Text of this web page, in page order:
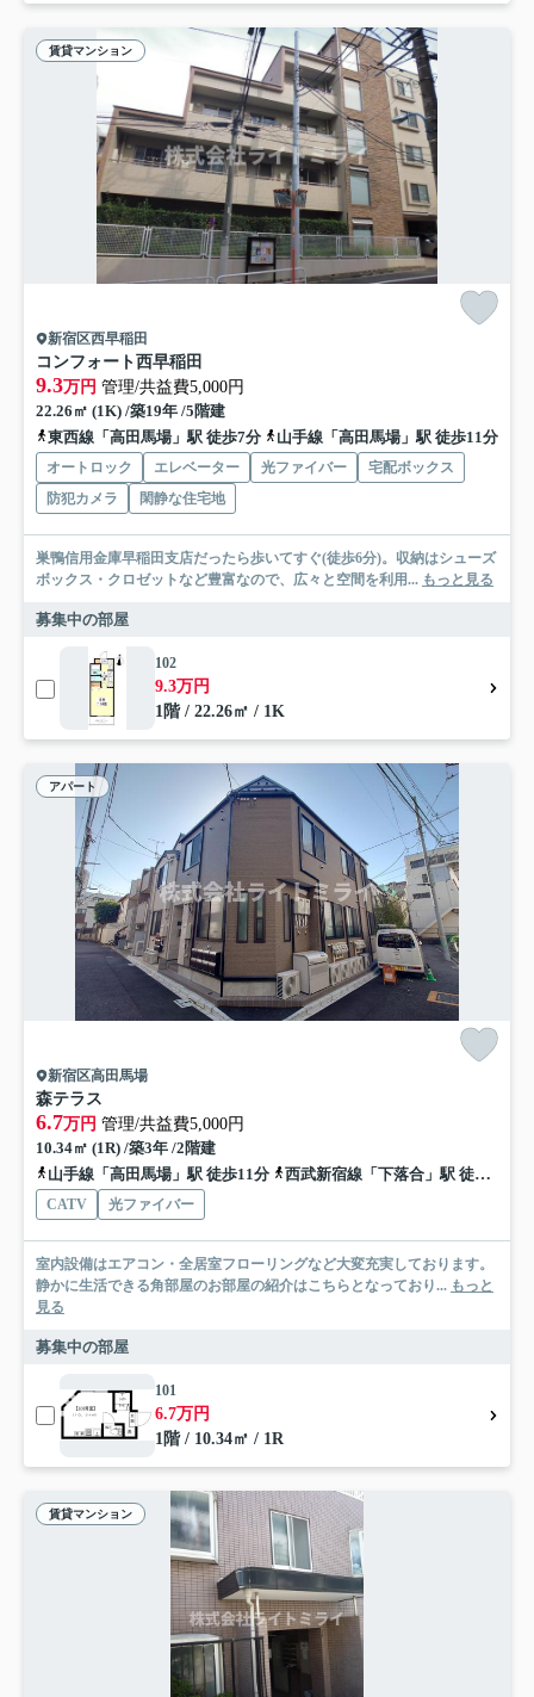
賃貸マンション
新宿区西早稲田
コンフォート西早稲田
9.3万円 管理/共益費5,000円
22.26㎡ (1K) /築19年 /5階建
東西線「高田馬場」駅 徒歩7分
山手線「高田馬場」駅 徒歩11分
オートロック エレベーター 光ファイバー
宅配ボックス
防犯カメラ
閑静な住宅地
巣鴨信用金庫早稲田支店だったら歩いてすぐ(徒歩6分)。収納はシューズ
ボックス・クロゼットなど豊富なので、広々と空間を利用... もっと見る
募集中の部屋
102
9.3万円
1階 / 22.26㎡ / 1K
アパート
新宿区高田馬場
森テラス
6.7万円 管理/共益費5,000円
10.34㎡ (1R) /築3年 /2階建
山手線「高田馬場」駅 徒歩11分
西武新宿線「下落合」駅 徒歩10分
CATV 光ファイバー
室内設備はエアコン・全居室フローリングなど大変充実しております。
静かに生活できる角部屋のお部屋の紹介はこちらとなっており... もっと
見る
募集中の部屋
101
6.7万円
1階 / 10.34㎡ / 1R
賃貸マンション